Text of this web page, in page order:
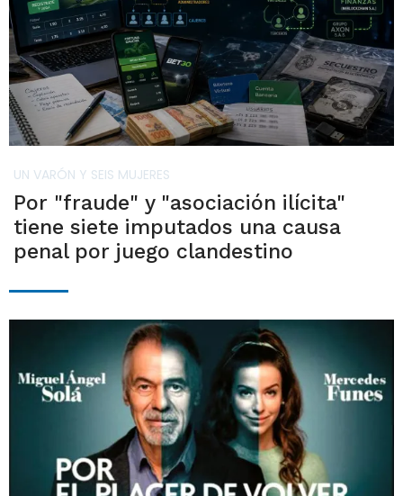
UN VARÓN Y SEIS MUJERES
Por "fraude" y "asociación ilícita"
tiene siete imputados una causa
penal por juego clandestino